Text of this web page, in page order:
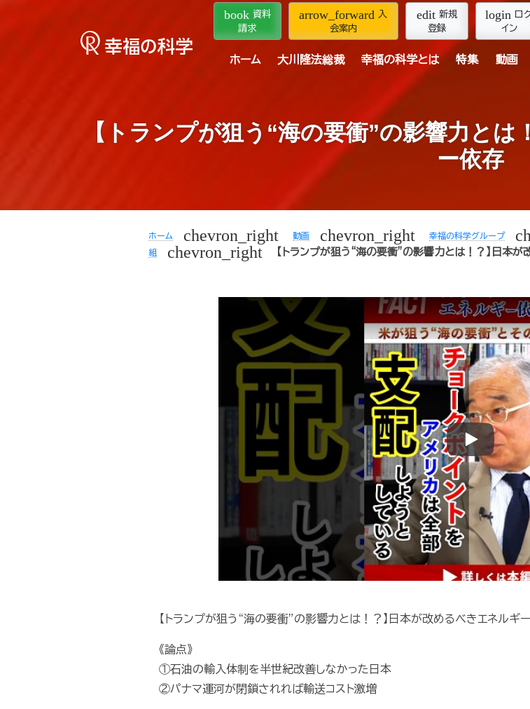
book 資料
請求
arrow_forward 入
会案内
edit 新規
登録
login ロ
イン
ホーム 大川隆法総裁 幸福の科学とは 特集 動画
【トランプが狙う“海の要衝”の影響力と
ー依存
ホーム chevron_right 動画 chevron_right 幸福の科学グループ
組
chevron_right 【トランプが狙う“海の要衝”の影響力とは！？】日本
Play
【トランプが狙う“海の要衝”の影響力とは！？】日本が改めるべきエネルギ
《論点》
①石油の輸入体制を半世紀改善しなかった日本
②パナマ運河が閉鎖されれば輸送コスト激増